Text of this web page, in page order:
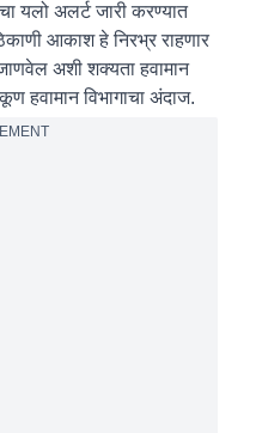
यलो अलर्ट जारी करण्यात
आकाश हे निरभ्र राहणार
अशी शक्यता हवामान
हवामान विभागाचा अंदाज.